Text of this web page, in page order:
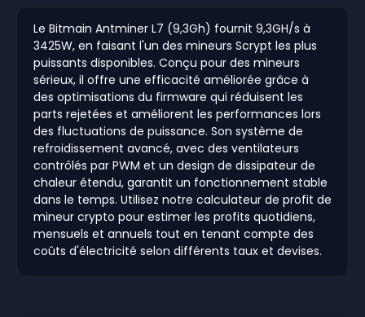
Le Bitmain Antminer L7 (9,3Gh) fournit 9,3GH/s à
3425W, en faisant l'un des mineurs Scrypt les plus
puissants disponibles. Conçu pour des mineurs
sérieux, il offre une efficacité améliorée grâce à
des optimisations du firmware qui réduisent les
parts rejetées et améliorent les performances lors
des fluctuations de puissance. Son système de
refroidissement avancé, avec des ventilateurs
contrôlés par PWM et un design de dissipateur de
chaleur étendu, garantit un fonctionnement stable
dans le temps. Utilisez notre calculateur de profit de
mineur crypto pour estimer les profits quotidiens,
mensuels et annuels tout en tenant compte des
coûts d'électricité selon différents taux et devises.